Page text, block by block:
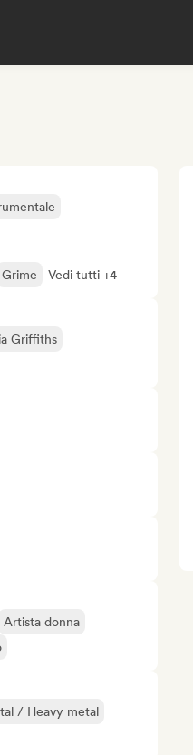
Grime Vedi tutti +4
Griffiths
Artista donna
/ Heavy metal